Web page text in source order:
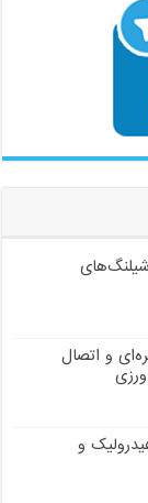
و اتصال
هیدرولیک و